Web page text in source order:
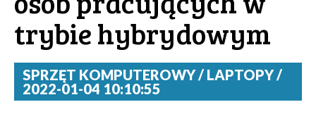
trybie hybrydowym
SPRZĘT KOMPUTEROWY / LAPTOPY /
2022-01-04 10:10:55